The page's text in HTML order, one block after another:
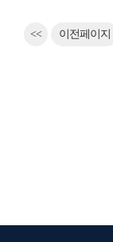
<< 이전페이지